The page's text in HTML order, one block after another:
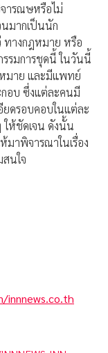
ารณษหรือไม่
มากเป็นนัก
ทางกฎหมาย หรือ
รมการชุดนี้ ในวันนี้
มาย และมีแพทย์
อบ ซึ่งแต่ละคนมี
ยดรอบคอบในแต่ละ
ให้ชัดเจน ดังนั้น
มาพิจารณาในเรื่อง
นใจ
innnews.co.th